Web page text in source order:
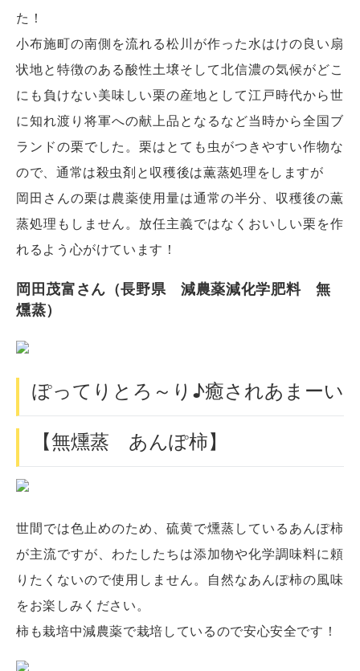
た！
小布施町の南側を流れる松川が作った水はけの良い扇
状地と特徴のある酸性土壌そして北信濃の気候がどこ
にも負けない美味しい栗の産地として江戸時代から世
に知れ渡り将軍への献上品となるなど当時から全国ブ
ランドの栗でした。栗はとても虫がつきやすい作物な
ので、通常は殺虫剤と収穫後は薫蒸処理をしますが
岡田さんの栗は農薬使用量は通常の半分、収穫後の薫
蒸処理もしません。放任主義ではなくおいしい栗を作
れるよう心がけています！
岡田茂富さん（長野県 減農薬減化学肥料 無
燻蒸）
ぽってりとろ～り♪癒されあまーい
【無燻蒸 あんぽ柿】
世間では色止めのため、硫黄で燻蒸しているあんぽ柿
が主流ですが、わたしたちは添加物や化学調味料に頼
りたくないので使用しません。自然なあんぽ柿の風味
をお楽しみください。
柿も栽培中減農薬で栽培しているので安心安全です！